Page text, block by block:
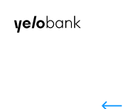
Частным лицам